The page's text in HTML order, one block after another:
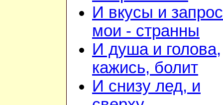
И вкусы и
мои - странны
И душа и голова,
кажись, болит
И снизу лед, и